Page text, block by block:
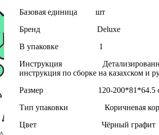
Базовая единица шт
Бренд Deluxe
В упаковке 1
Инструкция
инструкция по сборке на казахском и
Размер 120-200*81*64.5
Тип упаковки Коричневая
Цвет Чёрный графит